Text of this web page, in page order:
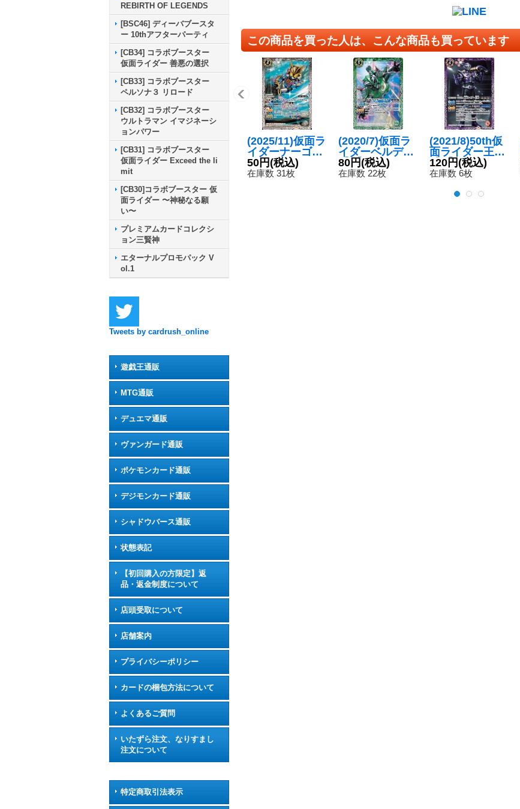
REBIRTH OF LEGENDS
[BSC46] ディーバブースタ
ー 10thアフターパーティ
[CB34] コラボブースター
仮面ライダー 善悪の選択
[CB33] コラボブースター
ペルソナ３ リロード
[CB32] コラボブースター
ウルトラマン イマジネーシ
ョンパワー
[CB31] コラボブースター
仮面ライダー Exceed the li
mit
[CB30]コラボブースター 仮
面ライダー 〜神秘なる願
い〜
プレミアムカードコレクシ
ョン三賢神
エターナルプロモパック V
ol.1
Tweets by cardrush_online
遊戯王通販
MTG通販
デュエマ通販
ヴァンガード通販
ポケモンカード通販
デジモンカード通販
シャドウバース通販
状態表記
【初回購入の方限定】返
品・返金制度について
店頭受取について
店舗案内
プライバシーポリシー
カードの梱包方法について
よくあるご質問
いたずら注文、なりすまし
注文について
特定商取引法表示
この商品を買った人は、こんな商品も買っています
(2025/11)仮面ラ
イダーナーゴフ
ィーバービート
フォーム【C】
50円(税込)
在庫数 31枚
(2020/7)仮面ラ
イダーベルデ
【C】{CB15-04
5}《緑》
80円(税込)
在庫数 22枚
(2021/8)50th仮
面ライダー王蛇
【C】{CB19-02
5}《紫》
120円(税込)
在庫数 6枚